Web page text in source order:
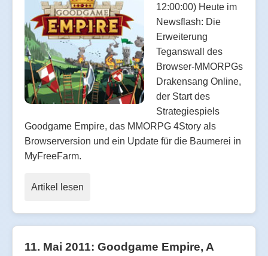
12:00:00) Heute im
Newsflash: Die
Erweiterung
Teganswall des
Browser-MMORPGs
Drakensang Online,
der Start des
Strategiespiels
Goodgame Empire, das MMORPG 4Story als
Browserversion und ein Update für die Baumerei in
MyFreeFarm.
Artikel lesen
11. Mai 2011: Goodgame Empire, A